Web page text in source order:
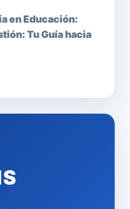
en Educación:
Tu Guía hacia